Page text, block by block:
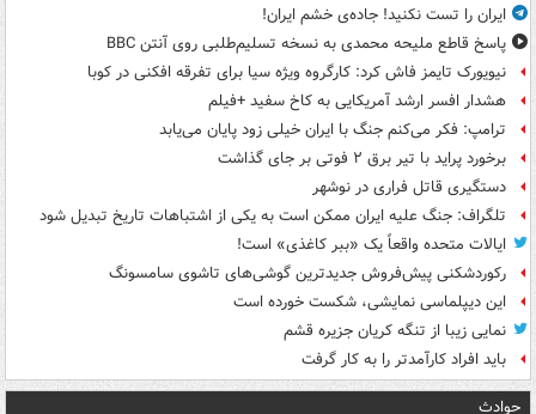
ایران را تست نکنید! جاده‌ی خشم ایران!
پاسخ قاطع ملیحه محمدی به نسخه تسلیم‌طلبی روی آنتن BBC
نیویورک تایمز فاش کرد: کارگروه ویژه سیا برای تفرقه افکنی در کوبا
هشدار افسر ارشد آمریکایی به کاخ سفید +فیلم
ترامپ: فکر می‌کنم جنگ با ایران خیلی زود پایان می‌یابد
برخورد پراید با تیر برق ۲ فوتی بر جای گذاشت
دستگیری قاتل فراری در نوشهر
تلگراف: جنگ علیه ایران ممکن است به یکی از اشتباهات تاریخ تبدیل شود
ایالات متحده واقعاً یک «ببر کاغذی» است!
رکوردشکنی پیش‌فروش جدیدترین گوشی‌های تاشوی سامسونگ
این دیپلماسی نمایشی، شکست خورده است
نمایی زیبا از تنگه کریان جزیره قشم
باید افراد کارآمدتر را به کار گرفت
حوادث